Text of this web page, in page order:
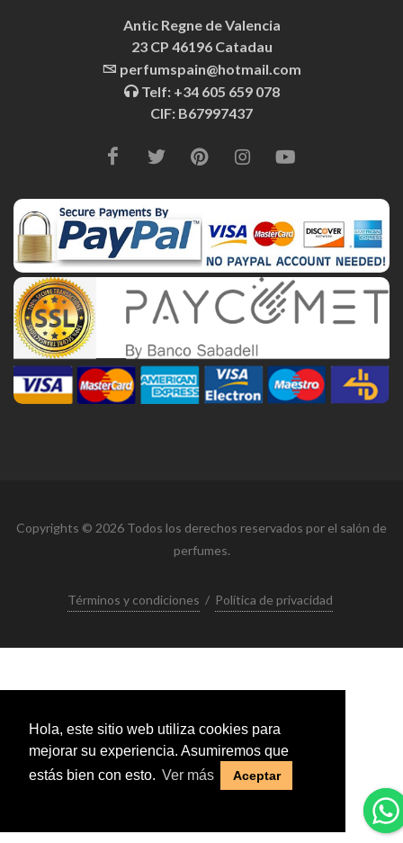
Hola, este sitio web utiliza cookies para
mejorar su experiencia. Asumiremos que
estás bien con esto. Ver más Aceptar
Antic Regne de Valencia
23 CP 46196 Catadau
perfumspain@hotmail.com
Telf: +34 605 659 078
CIF: B67997437
Copyrights © 2026 Todos los derechos reservados por el salón de
perfumes.
Términos y condiciones / Política de privacidad